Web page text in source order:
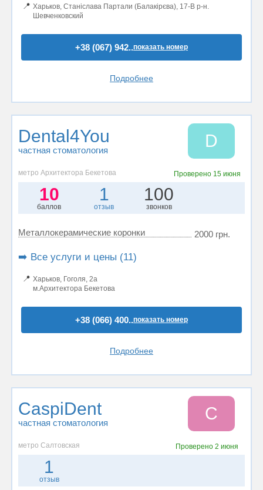
📍 Харьков, Станіслава Партали (Балакірєва), 17-В р-н.
Шевченковский
+38 (067) 942..показать номер
Подробнее
Dental4You
частная стоматология D
метро Архитектора Бекетова Проверено 15 июня
10
баллов
1
отзыв
100
звонков
Металлокерамические коронки 2000 грн.
➡️ Все услуги и цены (11)
📍 Харьков, Гоголя, 2а
м.Архитектора Бекетова
+38 (066) 400..показать номер
Подробнее
CaspiDent
частная стоматология C
метро Салтовская Проверено2 июня
1
отзыв